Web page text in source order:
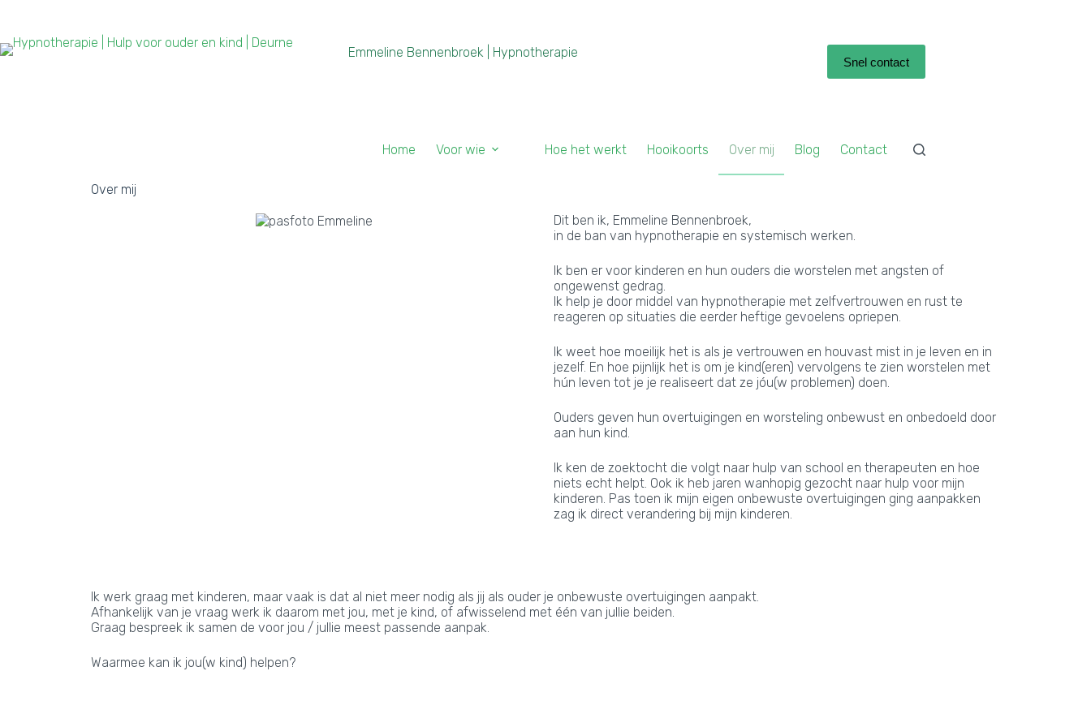
Emmeline Bennenbroek | Hypnotherapie
Snel contact
Home Voor wie Hoe het werkt Hooikoorts Over mij Blog Contact
Over mij
Dit ben ik, Emmeline Bennenbroek,
in de ban van hypnotherapie en systemisch werken.
Ik ben er voor kinderen en hun ouders die worstelen met angsten of
ongewenst gedrag.
Ik help je door middel van hypnotherapie met zelfvertrouwen en rust te
reageren op situaties die eerder heftige gevoelens opriepen.
Ik weet hoe moeilijk het is als je vertrouwen en houvast mist in je leven en in
jezelf. En hoe pijnlijk het is om je kind(eren) vervolgens te zien worstelen met
hún leven tot je je realiseert dat ze jóu(w problemen) doen.
Ouders geven hun overtuigingen en worsteling onbewust en onbedoeld door
aan hun kind.
Ik ken de zoektocht die volgt naar hulp van school en therapeuten en hoe
niets echt helpt. Ook ik heb jaren wanhopig gezocht naar hulp voor mijn
kinderen. Pas toen ik mijn eigen onbewuste overtuigingen ging aanpakken
zag ik direct verandering bij mijn kinderen.
Ik werk graag met kinderen, maar vaak is dat al niet meer nodig als jij als ouder je onbewuste overtuigingen aanpakt.
Afhankelijk van je vraag werk ik daarom met jou, met je kind, of afwisselend met één van jullie beiden.
Graag bespreek ik samen de voor jou / jullie meest passende aanpak.
Waarmee kan ik jou(w kind) helpen?